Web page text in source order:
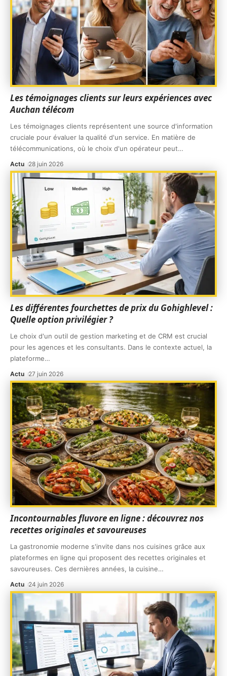
Les témoignages clients sur leurs expériences avec
Auchan télécom
Les témoignages clients représentent une source d'information
cruciale pour évaluer la qualité d'un service. En matière de
télécommunications, où le choix d'un opérateur peut…
Actu 28 juin 2026
Les différentes fourchettes de prix du Gohighlevel :
Quelle option privilégier ?
Le choix d'un outil de gestion marketing et de CRM est crucial
pour les agences et les consultants. Dans le contexte actuel, la
plateforme…
Actu 27 juin 2026
Incontournables fluvore en ligne : découvrez nos
recettes originales et savoureuses
La gastronomie moderne s'invite dans nos cuisines grâce aux
plateformes en ligne qui proposent des recettes originales et
savoureuses. Ces dernières années, la cuisine…
Actu 24 juin 2026